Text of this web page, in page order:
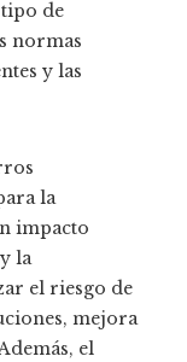
de
normas
y las
la
impacto
la
el riesgo de
mejora
el